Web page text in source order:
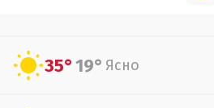
35°19° Ясно